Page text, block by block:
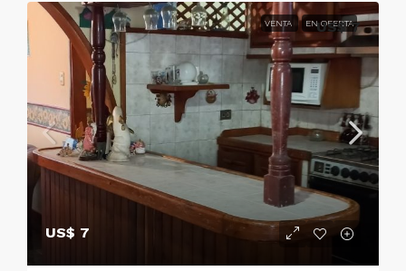
VENTA EN OFERTA
US$ 7
US$ 7